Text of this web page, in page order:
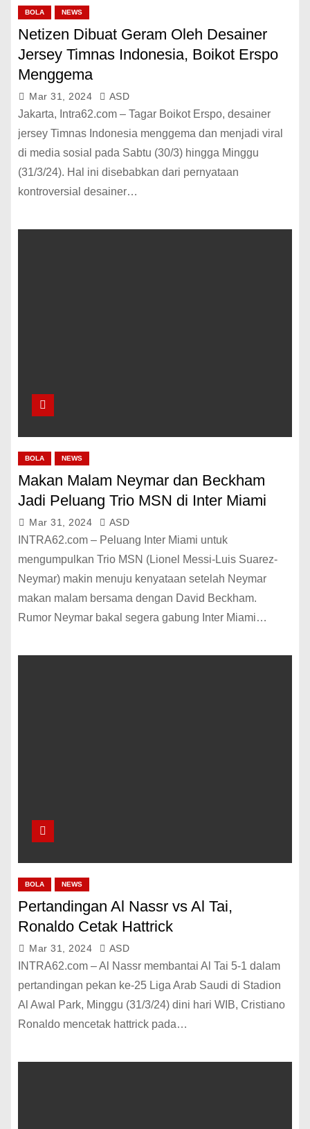
BOLA NEWS
Netizen Dibuat Geram Oleh Desainer
Jersey Timnas Indonesia, Boikot Erspo
Menggema
Mar 31, 2024 ASD
Jakarta, Intra62.com – Tagar Boikot Erspo, desainer
jersey Timnas Indonesia menggema dan menjadi viral
di media sosial pada Sabtu (30/3) hingga Minggu
(31/3/24). Hal ini disebabkan dari pernyataan
kontroversial desainer…
BOLA NEWS
Makan Malam Neymar dan Beckham
Jadi Peluang Trio MSN di Inter Miami
Mar 31, 2024 ASD
INTRA62.com – Peluang Inter Miami untuk
mengumpulkan Trio MSN (Lionel Messi-Luis Suarez-
Neymar) makin menuju kenyataan setelah Neymar
makan malam bersama dengan David Beckham.
Rumor Neymar bakal segera gabung Inter Miami…
BOLA NEWS
Pertandingan Al Nassr vs Al Tai,
Ronaldo Cetak Hattrick
Mar 31, 2024 ASD
INTRA62.com – Al Nassr membantai Al Tai 5-1 dalam
pertandingan pekan ke-25 Liga Arab Saudi di Stadion
Al Awal Park, Minggu (31/3/24) dini hari WIB, Cristiano
Ronaldo mencetak hattrick pada…